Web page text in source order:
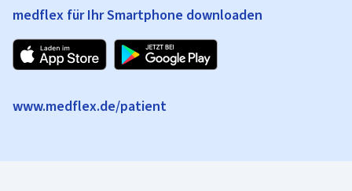
medflex für Ihr Smartphone downloaden
www.medflex.de/patient